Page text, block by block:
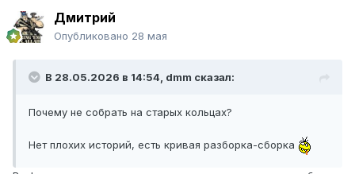
Дмитрий
Опубликовано 28 мая
В 28.05.2026 в 14:54, dmm сказал:
Почему не собрать на старых кольцах?
Нет плохих историй, есть кривая разборка-сборка